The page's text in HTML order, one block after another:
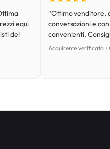
equi
del
“Ottimo venditore,
conversazioni e
convenienti.
Acquirente verificato •